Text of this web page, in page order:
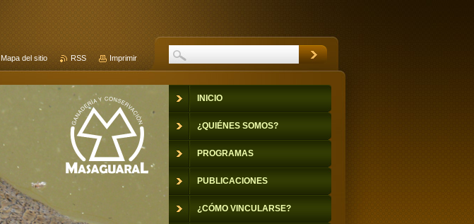
INICIO
¿QUIÉNES SOMOS?
PROGRAMAS
PUBLICACIONES
¿CÓMO VINCULARSE?
Mapa del sitio RSS Imprimir